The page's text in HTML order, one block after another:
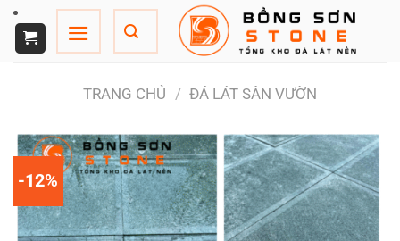
Chuyển
đến
nội
TRANG CHỦ / ĐÁ LÁT SÂN VƯỜN
-12%